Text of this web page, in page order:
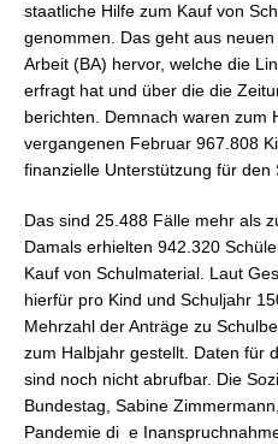
staatliche Hilfe zum Kauf von
genommen. Das geht aus
Arbeit (BA) hervor, welche die
erfragt hat und über die die
berichten. Demnach waren zum
vergangenen Februar 967.808
finanzielle Unterstützung für den
Das sind 25.488 Fälle mehr als
Damals erhielten 942.320
Kauf von Schulmaterial. Laut
hierfür pro Kind und Schuljahr
Mehrzahl der Anträge zu
zum Halbjahr gestellt. Daten für
sind noch nicht abrufbar. Die
Bundestag, Sabine
Pandemie di e